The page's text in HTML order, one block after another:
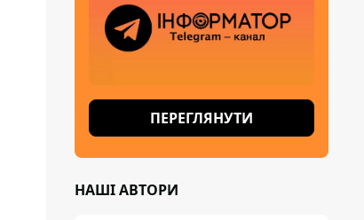
ПЕРЕГЛЯНУТИ
НАШІ АВТОРИ